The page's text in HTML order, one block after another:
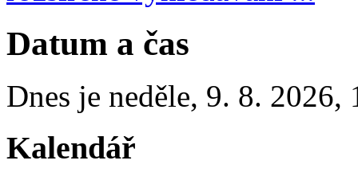
Datum a čas
Dnes je neděle, 9. 8. 2026,
Kalendář